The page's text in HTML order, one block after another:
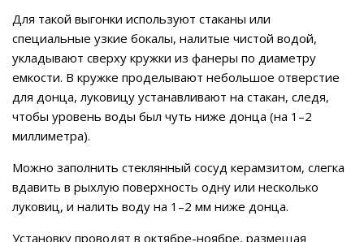
Для такой выгонки используют стаканы или
специальные узкие бокалы, налитые чистой водой,
укладывают сверху кружки из фанеры по диаметру
емкости. В кружке проделывают небольшое отверстие
для донца, луковицу устанавливают на стакан, следя,
чтобы уровень воды был чуть ниже донца (на 1–2
миллиметра).
Можно заполнить стеклянный сосуд керамзитом, слегка
вдавить в рыхлую поверхность одну или несколько
луковиц, и налить воду на 1–2 мм ниже донца.
Установку проводят в октябре-ноябре, размещая